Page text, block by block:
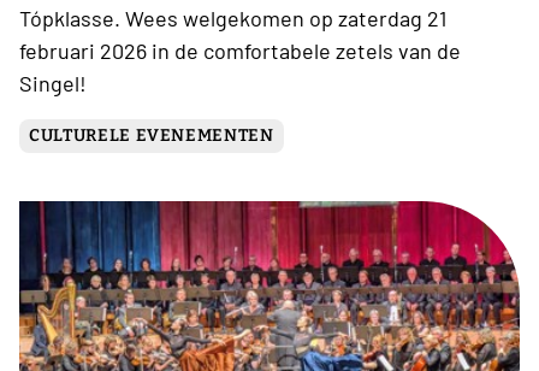
Tópklasse. Wees welgekomen op zaterdag 21
februari 2026 in de comfortabele zetels van de
Singel!
CULTURELE EVENEMENTEN